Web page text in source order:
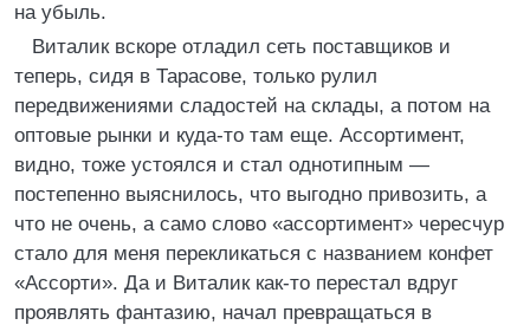
на убыль.
Виталик вскоре отладил сеть поставщиков и
теперь, сидя в Тарасове, только рулил
передвижениями сладостей на склады, а потом на
оптовые рынки и куда-то там еще. Ассортимент,
видно, тоже устоялся и стал однотипным —
постепенно выяснилось, что выгодно привозить, а
что не очень, а само слово «ассортимент» чересчур
стало для меня перекликаться с названием конфет
«Ассорти». Да и Виталик как-то перестал вдруг
проявлять фантазию, начал превращаться в